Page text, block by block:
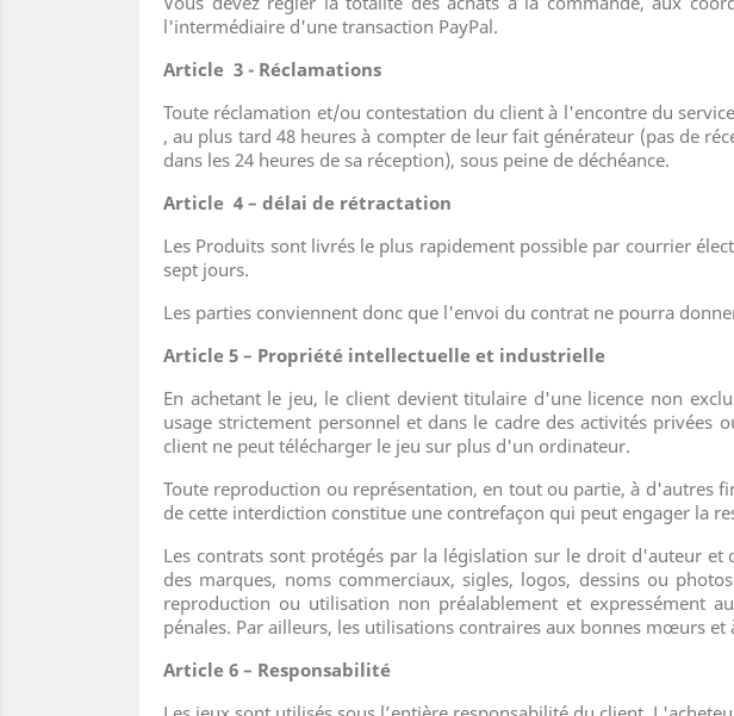
l'intermédiaire d'une transaction PayPal.
Article 3 - Réclamations
Toute réclamation et/ou contestation du client à l'encontre du
, au plus tard 48 heures à compter de leur fait générateur (pas de
dans les 24 heures de sa réception), sous peine de déchéance.
Article 4 – délai de rétractation
Les Produits sont livrés le plus rapidement possible par courrier
sept jours.
Les parties conviennent donc que l'envoi du contrat ne pourra
Article 5 – Propriété intellectuelle et industrielle
En achetant le jeu, le client devient titulaire d'une licence non
usage strictement personnel et dans le cadre des activités privées
client ne peut télécharger le jeu sur plus d'un ordinateur.
Toute reproduction ou représentation, en tout ou partie, à d'autres
de cette interdiction constitue une contrefaçon qui peut engager la
Les contrats sont protégés par la législation sur le droit d'auteur
des marques, noms commerciaux, sigles, logos, dessins ou
reproduction ou utilisation non préalablement et expressément
pénales. Par ailleurs, les utilisations contraires aux bonnes mœurs
Article 6 – Responsabilité